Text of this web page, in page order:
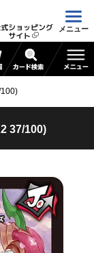
ショッピング
サイト
メニュー
37/100)